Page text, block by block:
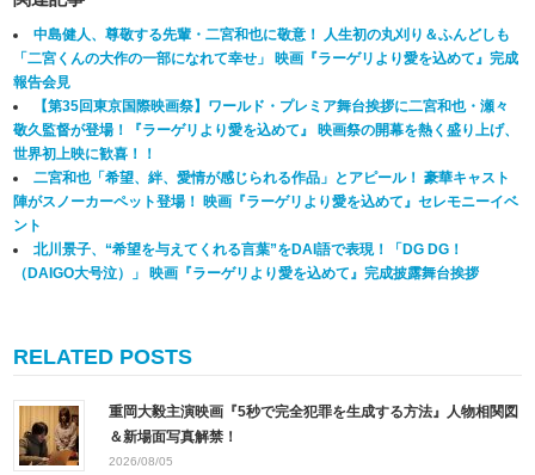
中島健人、尊敬する先輩・二宮和也に敬意！ 人生初の丸刈り＆ふんどしも
「二宮くんの大作の一部になれて幸せ」 映画『ラーゲリより愛を込めて』完成
報告会見
【第35回東京国際映画祭】ワールド・プレミア舞台挨拶に二宮和也・瀬々
敬久監督が登場！『ラーゲリより愛を込めて』 映画祭の開幕を熱く盛り上げ、
世界初上映に歓喜！！
二宮和也「希望、絆、愛情が感じられる作品」とアピール！ 豪華キャスト
陣がスノーカーペット登場！ 映画『ラーゲリより愛を込めて』セレモニーイベ
ント
北川景子、“希望を与えてくれる言葉”をDAI語で表現！「DG DG！
（DAIGO大号泣）」 映画『ラーゲリより愛を込めて』完成披露舞台挨拶
RELATED POSTS
重岡大毅主演映画『5秒で完全犯罪を生成する方法』人物相関図
＆新場面写真解禁！
2026/08/05